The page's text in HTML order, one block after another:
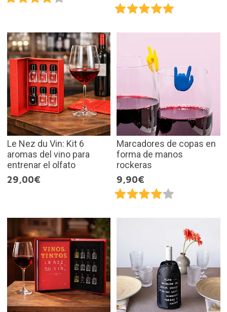
Le Nez du Vin: Kit 6
aromas del vino para
entrenar el olfato
29,00€
Marcadores de copas en
forma de manos
rockeras
9,90€